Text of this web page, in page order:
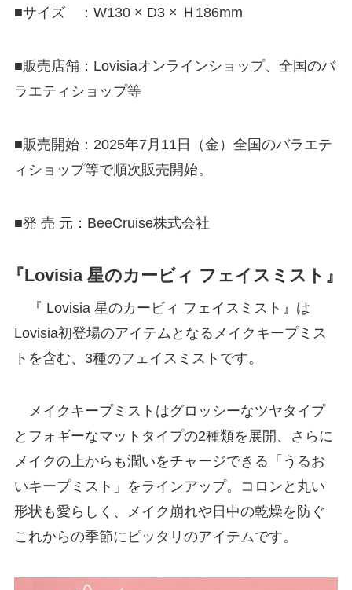
■サイズ ：W130 × D3 × Ｈ186mm
■販売店舗：Lovisiaオンラインショップ、全国のバ
ラエティショップ等
■販売開始：2025年7月11日（金）全国のバラエテ
ィショップ等で順次販売開始。
■発 売 元：BeeCruise株式会社
『Lovisia 星のカービィ フェイスミスト』
『 Lovisia 星のカービィ フェイスミスト』は
Lovisia初登場のアイテムとなるメイクキープミス
トを含む、3種のフェイスミストです。
メイクキープミストはグロッシーなツヤタイプ
とフォギーなマットタイプの2種類を展開、さらに
メイクの上からも潤いをチャージできる「うるお
いキープミスト」をラインアップ。コロンと丸い
形状も愛らしく、メイク崩れや日中の乾燥を防ぐ
これからの季節にピッタリのアイテムです。